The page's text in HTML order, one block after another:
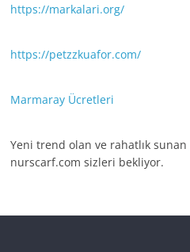
https://markalari.org/
https://petzzkuafor.com/
Marmaray Ücretleri
Yeni trend olan ve rahatlık sunan
nurscarf.com sizleri bekliyor.